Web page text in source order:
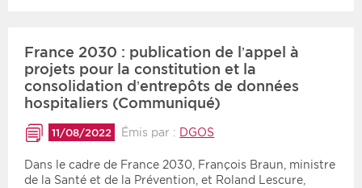
France 2030 : publication de l’appel à
projets pour la constitution et la
consolidation d’entrepôts de données
hospitaliers (Communiqué)
11/08/2022 Émis par : DGOS
Dans le cadre de France 2030, François Braun, ministre
de la Santé et de la Prévention, et Roland Lescure,